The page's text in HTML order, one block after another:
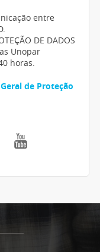
entre
DE DADOS
Unopar
horas.
de Proteção